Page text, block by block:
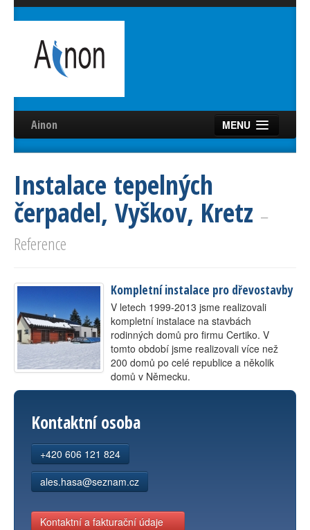
Ainon MENU
Úvod
Služby
Reference
Partneři
Kontakt
Instalace tepelných
čerpadel, Vyškov, Kretz –
Reference
Kompletní instalace pro dřevostavby
V letech 1999-2013 jsme realizovali
kompletní instalace na stavbách
rodinných domů pro firmu Certiko. V
tomto období jsme realizovali více než
200 domů po celé republice a několik
domů v Německu.
Kontaktní osoba
+420 606 121 824
ales.hasa@seznam.cz
Kontaktní a fakturační údaje